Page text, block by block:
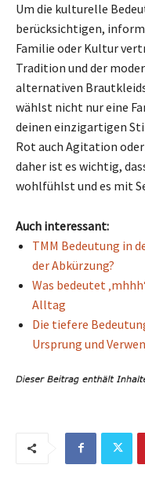
Um die kulturelle
berücksichtigen,
Familie oder Kultur
Tradition und der
alternativen
wählst nicht nur eine
deinen einzigartigen
Rot auch Agitation
daher ist es wichtig,
wohlfühlst und es mit
Auch interessant:
TMM Bedeutung in
der Abkürzung?
Was bedeutet
Alltag
Die tiefere
Ursprung und